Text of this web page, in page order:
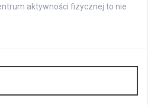
aktywności fizycznej to nie